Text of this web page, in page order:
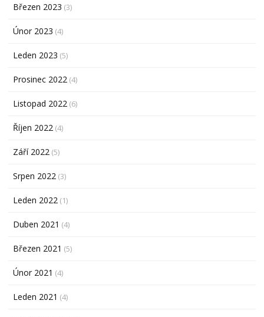
Březen 2023 (3)
Únor 2023 (4)
Leden 2023 (5)
Prosinec 2022 (4)
Listopad 2022 (6)
Říjen 2022 (4)
Září 2022 (5)
Srpen 2022 (3)
Leden 2022 (1)
Duben 2021 (4)
Březen 2021 (5)
Únor 2021 (4)
Leden 2021 (4)